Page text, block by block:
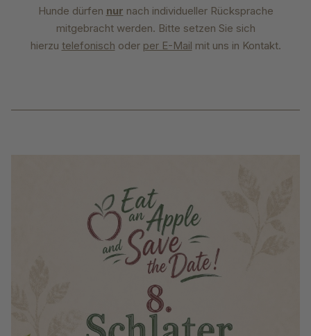
Hunde dürfen nur nach individueller Rücksprache
mitgebracht werden. Bitte setzen Sie sich
hierzu telefonisch oder per E-Mail mit uns in Kontakt.